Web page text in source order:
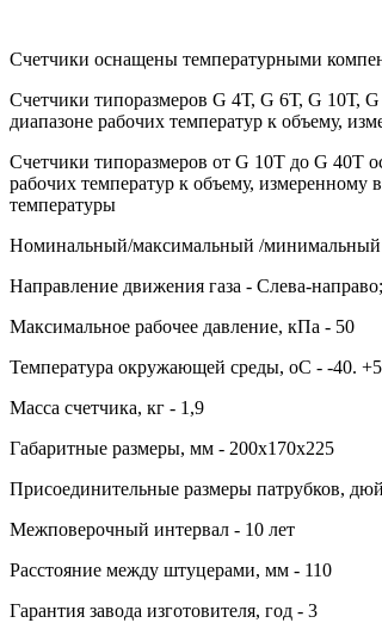
Счетчики оснащены температурными
Счетчики типоразмеров G 4Т, G 6Т, G 10Т,
диапазоне рабочих температур к объему,
Счетчики типоразмеров от G 10Т до G 40Т
рабочих температур к объему, измеренному
температуры
Номинальный/максимальный /минимальный
Направление движения газа - Слева-
Максимальное рабочее давление, кПа - 50
Температура окружающей среды, оС - -40.
Масса счетчика, кг - 1,9
Габаритные размеры, мм - 200х170х225
Присоединительные размеры патрубков,
Межповерочный интервал - 10 лет
Расстояние между штуцерами, мм - 110
Гарантия завода изготовителя, год - 3